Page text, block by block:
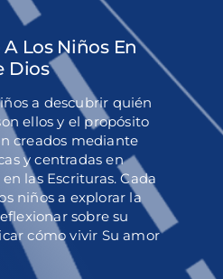
Los Niños En
Dios
a descubrir quién
ellos y el propósito
creados mediante
y centradas en
las Escrituras. Cada
niños a explorar la
sobre su
cómo vivir Su amor